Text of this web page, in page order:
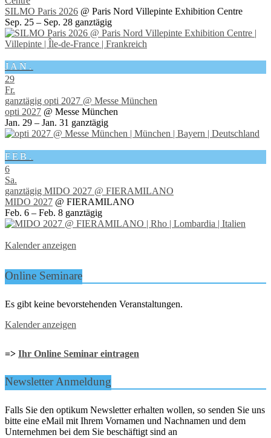
SILMO Paris 2026 @ Paris Nord Villepinte Exhibition Centre
Sep. 25 – Sep. 28 ganztägig
JAN.
29
Fr.
ganztägig opti 2027 @ Messe München
opti 2027 @ Messe München
Jan. 29 – Jan. 31 ganztägig
FEB.
6
Sa.
ganztägig MIDO 2027 @ FIERAMILANO
MIDO 2027 @ FIERAMILANO
Feb. 6 – Feb. 8 ganztägig
Kalender anzeigen
Online Seminare
Es gibt keine bevorstehenden Veranstaltungen.
Kalender anzeigen
=> Ihr Online Seminar eintragen
Newsletter Anmeldung
Falls Sie den optikum Newsletter erhalten wollen, so senden Sie uns
bitte eine eMail mit Ihrem Vornamen und Nachnamen und dem
Unternehmen bei dem Sie beschäftigt sind an